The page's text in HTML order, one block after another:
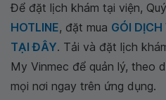
Để đặt lịch khám tại viện,
HOTLINE, đặt mua GÓI DỊCH
TẠI ĐÂY. Tải và đặt lịch
My Vinmec để quản lý, theo
mọi nơi ngay trên ứng dụng.